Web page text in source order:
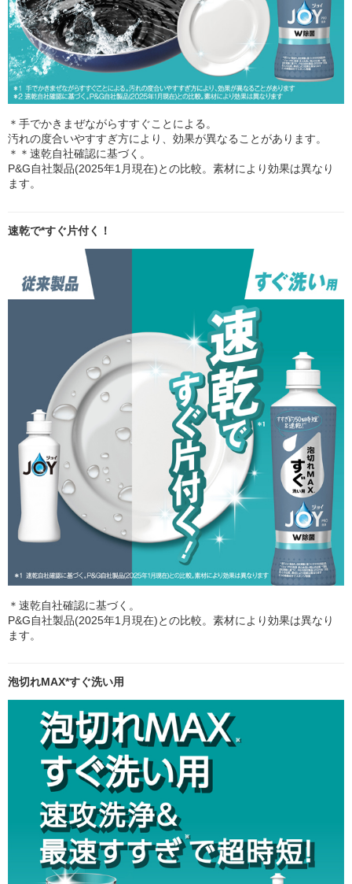
＊手でかきまぜながらすすぐことによる。
汚れの度合いやすすぎ方により、効果が異なることがあります。
＊＊速乾自社確認に基づく。
P&G自社製品(2025年1月現在)との比較。素材により効果は異なり
ます。
速乾で*すぐ片付く！
＊速乾自社確認に基づく。
P&G自社製品(2025年1月現在)との比較。素材により効果は異なり
ます。
泡切れMAX*すぐ洗い用